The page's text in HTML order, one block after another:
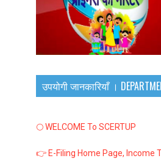
उपयोगी जानकारियाँ ।
🌕 WELCOME To SCERTUP
👉 E-Filing Home Page, Income